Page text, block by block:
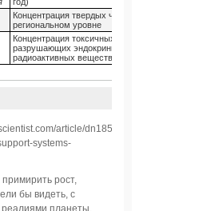
article/dn18574-
systems-
рост,
бы видеть, с
реалиями планеты,